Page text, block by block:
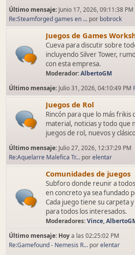
Último mensaje: Junio 17, 2026, 09:11:38 PM
Re:Steamforged games en ... por bobrock
Juegos de Games
Cueva para discutir sobre
incluyendo Silver Tower,
con esta empresa.
Moderador:AlbertoGM
Último mensaje: Julio 31, 2026, 04:10:49 PM
Juegos de Rol
Rincón para que lo más
material, noticias y todo que
juegos de rol, nuevos y
Último mensaje: Julio 27, 2026, 12:37:29 PM
Re:Aquelarre Malefica Tr... porelentar
Comunidades de juegos
Subforo donde reunir a
en concreto ya sea fundado
Cada juego tiene su carpeta
para todos los interesados.
Moderadores:Vince,
Último mensaje: Hoya las 02:25:02 PM
Re:Gamefound - Nemesis R... porelentar